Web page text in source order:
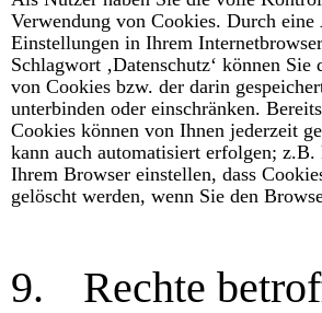
Verwendung von Cookies. Durch eine
Einstellungen in Ihrem
Schlagwort ‚Datenschutz‘ können Sie
von Cookies bzw. der darin
unterbinden oder einschränken.
Cookies können von Ihnen jederzeit
kann auch automatisiert erfolgen; z.B.
Ihrem Browser einstellen, dass
gelöscht werden, wenn Sie den
9.
Rechte